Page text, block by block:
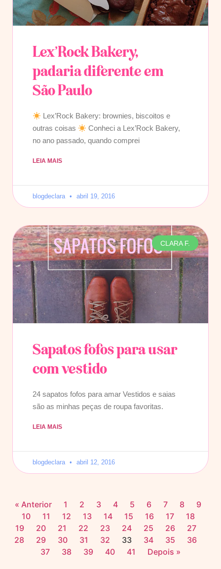
Lex’Rock Bakery,
padaria diferente em
São Paulo
Lex’Rock Bakery: brownies, biscoitos e
outras coisas
Conheci a Lex’Rock Bakery,
no ano passado, quando comprei
LEIA MAIS
blogdeclara abril 19, 2016
CLARA F.
Sapatos fofos para usar
com vestido
24 sapatos fofos para amar Vestidos e saias
são as minhas peças de roupa favoritas.
LEIA MAIS
blogdeclara abril 12, 2016
« Anterior 1 2 3 4 5 6 7 8
9
10
11 12 13 14 15 16 17
18
19
20 21 22 23 24 25 26
27
28
29 30 31 32 33 34 35
36
37
38 39 40 41 Depois »